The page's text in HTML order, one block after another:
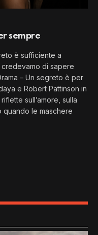
sempre
è sufficiente a
di sapere
– Un segreto è per
e Robert Pattinson in
sull’amore, sulla
quando le maschere